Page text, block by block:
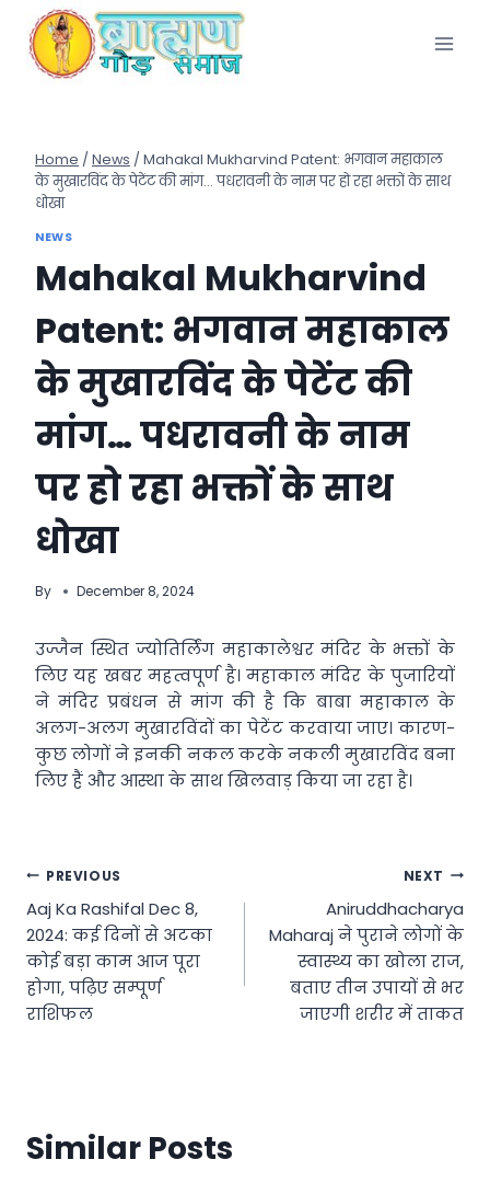
content
Home / News / Mahakal Mukharvind Patent: भगवान महाकाल
के मुखारविंद के पेटेंट की मांग… पधरावनी के नाम पर हो रहा भक्तों के साथ
धोखा
NEWS
Mahakal Mukharvind
Patent: भगवान महाकाल
के मुखारविंद के पेटेंट की
मांग… पधरावनी के नाम
पर हो रहा भक्तों के साथ
धोखा
By December 8, 2024
उज्जैन स्थित ज्योतिर्लिंग महाकालेश्वर मंदिर के भक्तों के
लिए यह खबर महत्वपूर्ण है। महाकाल मंदिर के पुजारियों
ने मंदिर प्रबंधन से मांग की है कि बाबा महाकाल के
अलग-अलग मुखारविंदों का पेटेंट करवाया जाए। कारण-
कुछ लोगों ने इनकी नकल करके नकली मुखारविंद बना
लिए हैं और आस्था के साथ खिलवाड़ किया जा रहा है।
Post
navigation
PREVIOUS
Aaj Ka Rashifal Dec 8,
2024: कई दिनों से अटका
कोई बड़ा काम आज पूरा
होगा, पढ़िए सम्पूर्ण
राशिफल
NEXT
Aniruddhacharya
Maharaj ने पुराने लोगों के
स्वास्थ्य का खोला राज,
बताए तीन उपायों से भर
जाएगी शरीर में ताकत
Similar Posts